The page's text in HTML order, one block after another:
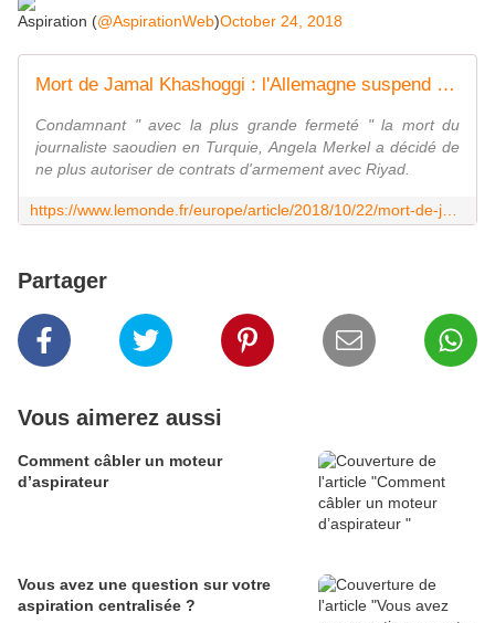
Aspiration (@AspirationWeb)October 24, 2018
Mort de Jamal Khashoggi : l'Allemagne suspend ses ventes d'armes à l'Arabie saoudite
Condamnant " avec la plus grande fermeté " la mort du
journaliste saoudien en Turquie, Angela Merkel a décidé de
ne plus autoriser de contrats d'armement avec Riyad.
Partager
Vous aimerez aussi
Comment câbler un moteur
d’aspirateur
Vous avez une question sur votre
aspiration centralisée ?